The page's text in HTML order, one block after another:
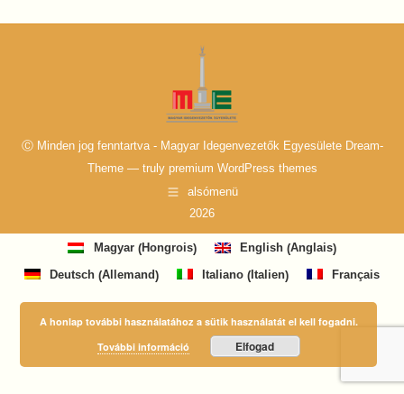
Ⓒ Minden jog fenntartva - Magyar Idegenvezetők Egyesülete Dream-
Theme — truly premium WordPress themes
alsómenü
2026
Magyar(Hongrois) English(Anglais)
Deutsch(Allemand) Italiano (Italien) Français
A honlap további használatához a sütik használatát el kell fogadni.
További információ
Elfogad